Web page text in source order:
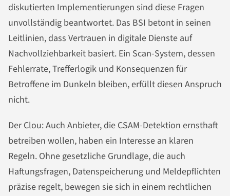
diskutierten Implementierungen sind diese Fragen
unvollständig beantwortet. Das BSI betont in seinen
Leitlinien, dass Vertrauen in digitale Dienste auf
Nachvollziehbarkeit basiert. Ein Scan-System, dessen
Fehlerrate, Trefferlogik und Konsequenzen für
Betroffene im Dunkeln bleiben, erfüllt diesen Anspruch
nicht.
Der Clou: Auch Anbieter, die CSAM-Detektion ernsthaft
betreiben wollen, haben ein Interesse an klaren
Regeln. Ohne gesetzliche Grundlage, die auch
Haftungsfragen, Datenspeicherung und Meldepflichten
präzise regelt, bewegen sie sich in einem rechtlichen